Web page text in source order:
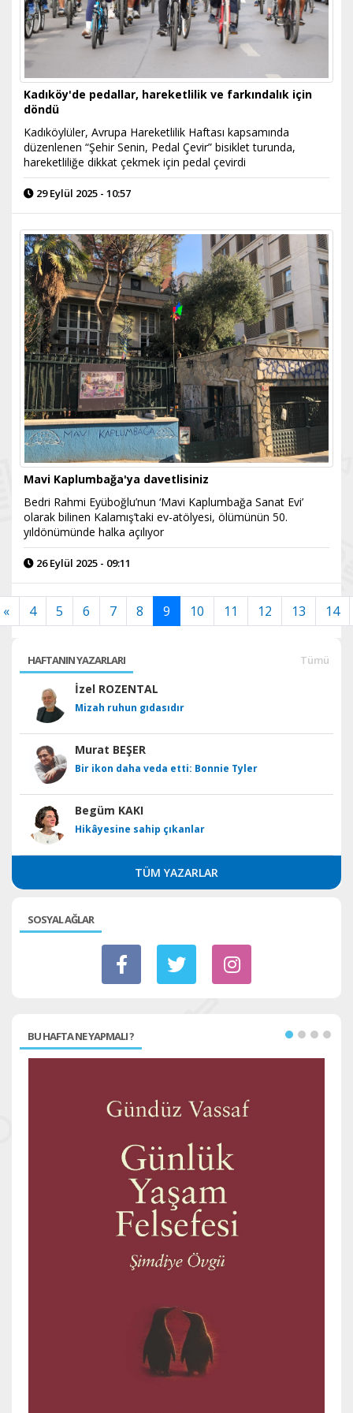
Kadıköy'de pedallar, hareketlilik ve farkındalık için
döndü
Kadıköylüler, Avrupa Hareketlilik Haftası kapsamında
düzenlenen “Şehir Senin, Pedal Çevir” bisiklet turunda,
hareketliliğe dikkat çekmek için pedal çevirdi
29 Eylül 2025 - 10:57
Mavi Kaplumbağa'ya davetlisiniz
Bedri Rahmi Eyüboğlu’nun ‘Mavi Kaplumbağa Sanat Evi’
olarak bilinen Kalamış’taki ev-atölyesi, ölümünün 50.
yıldönümünde halka açılıyor
26 Eylül 2025 - 09:11
« 4 5 6 7 8 9 10 11 12 13 14
HAFTANIN YAZARLARI Tümü
İzel ROZENTAL
Mizah ruhun gıdasıdır
Murat BEŞER
Bir ikon daha veda etti: Bonnie Tyler
Begüm KAKI
Hikâyesine sahip çıkanlar
TÜM YAZARLAR
SOSYAL AĞLAR
BU HAFTA NE YAPMALI ?